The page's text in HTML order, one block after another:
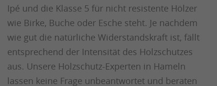
Ipé und die Klasse 5 für nicht resistente Hölzer
wie Birke, Buche oder Esche steht. Je nachdem
wie gut die natürliche Widerstandskraft ist, fällt
entsprechend der Intensität des Holzschutzes
aus. Unsere Holzschutz-Experten in Hameln
lassen keine Frage unbeantwortet und beraten